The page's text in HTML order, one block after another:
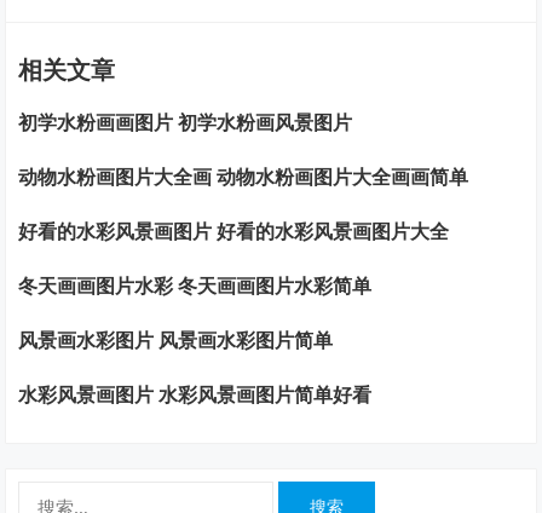
相关文章
初学水粉画画图片 初学水粉画风景图片
动物水粉画图片大全画 动物水粉画图片大全画画简单
好看的水彩风景画图片 好看的水彩风景画图片大全
冬天画画图片水彩 冬天画画图片水彩简单
风景画水彩图片 风景画水彩图片简单
水彩风景画图片 水彩风景画图片简单好看